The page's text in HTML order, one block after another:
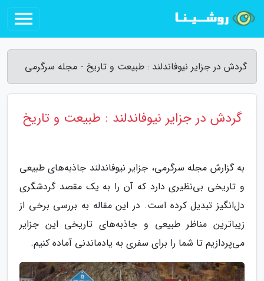
گردش در جزایر نیوفاندلند : طبیعت و تاریخ - مجله سرگرمی
گردش در جزایر نیوفاندلند : طبیعت و تاریخ
به گزارش مجله سرگرمی، جزایر نیوفاندلند جاذبه‌های طبیعی
و تاریخی بی‌نظیری دارد که آن را به یک مقصد گردشگری
دل‌انگیز تبدیل کرده است. در این مقاله به بررسی برخی از
زیباترین مناظر طبیعی و جاذبه‌های تاریخی این جزایر
می‌پردازیم تا شما را برای سفری به یادماندنی آماده کنیم.